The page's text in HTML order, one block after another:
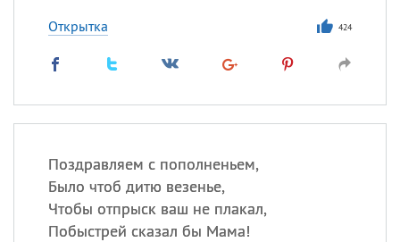
Открытка 424
Поздравляем с пополненьем,
Было чтоб дитю везенье,
Чтобы отпрыск ваш не плакал,
Побыстрей сказал бы Мама!